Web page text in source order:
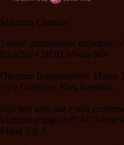
Milanisti Channel
Testata giornalistica registrata
6/06/2024 DDD Media Srls
Direttore Responsabile: Marco
Vice Direttore: Max Bambara.
Sito non ufficiale e non
Marchio e logo dell' AC Milan
Milan S.p.A.